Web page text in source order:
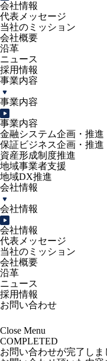
会社情報
代表メッセージ
当社のミッション
会社概要
沿革
ニュース
採用情報
事業内容
事業内容
事業内容
金融システム企画・推進
保証ビジネス企画・推進
資産形成制度推進
地域事業者支援
地域DX推進
会社情報
会社情報
会社情報
代表メッセージ
当社のミッション
会社概要
沿革
ニュース
採用情報
お問い合わせ
Close Menu
COMPLETED
お問い合わせが完了しま